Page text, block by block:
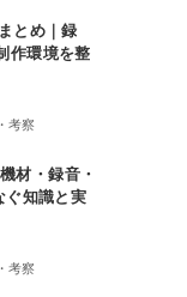
とめ｜録
作環境を整
考察
材・録音・
ぐ知識と実
考察